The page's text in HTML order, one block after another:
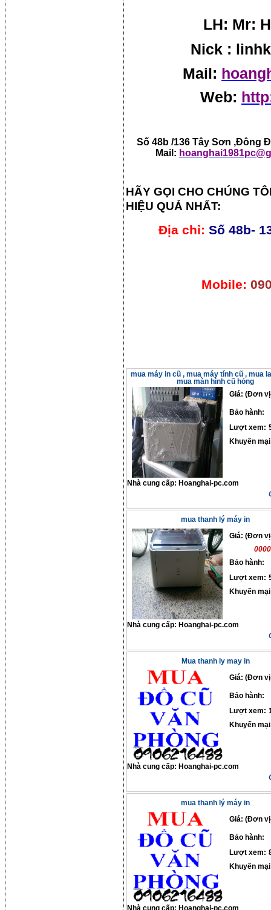
LH: Mr:
Nick :
Mail:
Web:
Số 48b /136 Tây Sơn ,Đông
Mail:
HÃY GỌI CHO CHÚNG
HIỆU QUẢ NHẤT:
Địa chỉ: Số 48b-
Mobile:
mua máy in cũ , mua máy tính cũ , mua
mua màn hình cũ hỏng
Giá: (Đơn
Bảo hành:
Lượt xem:
Khuyến
Nhà cung cấp: Hoanghai-pc.com
mua thanh lý máy in
Giá: (Đơn
Bảo hành:
Lượt xem:
Khuyến
Nhà cung cấp: Hoanghai-pc.com
Mua thanh ly may in
Giá: (Đơn
Bảo hành:
Lượt xem:
Khuyến
Nhà cung cấp: Hoanghai-pc.com
mua thanh lý máy in
Giá: (Đơn
Bảo hành:
Lượt xem:
Khuyến
Nhà cung cấp: Hoanghai-pc.com